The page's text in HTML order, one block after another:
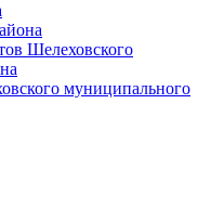
Шелеховского
муниципального